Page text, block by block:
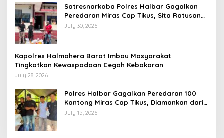
Satresnarkoba Polres Halbar Gagalkan
Peredaran Miras Cap Tikus, Sita Ratusan
Kantong Barang Bukti
July 30, 2026
Kapolres Halmahera Barat Imbau Masyarakat
Tingkatkan Kewaspadaan Cegah Kebakaran
July 28, 2026
Polres Halbar Gagalkan Peredaran 100
Kantong Miras Cap Tikus, Diamankan dari
Perkebunan Desa Tosoa
July 15, 2026